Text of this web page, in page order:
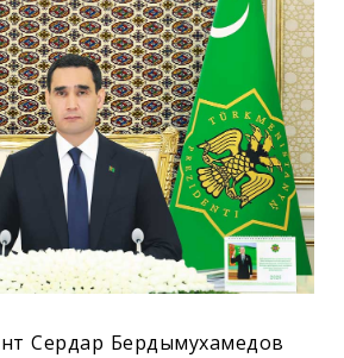
Сердар Бердымухамедов